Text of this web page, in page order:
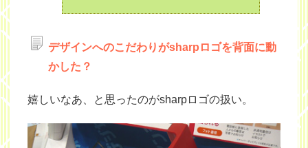
デザインへのこだわりがsharpロゴを背面に動
かした？
嬉しいなあ、と思ったのがsharpロゴの扱い。